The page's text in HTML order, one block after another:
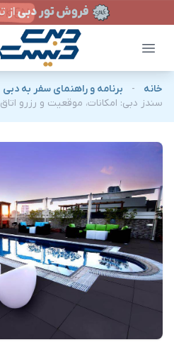
خانه - برنامه و راهنمای سفر به دبی
سندز دبی: امکانات، موقعیت و رزرو اتاق